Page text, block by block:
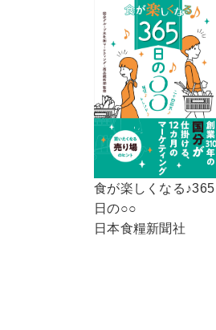
食が楽しくなる♪365
日の○○
日本食糧新聞社